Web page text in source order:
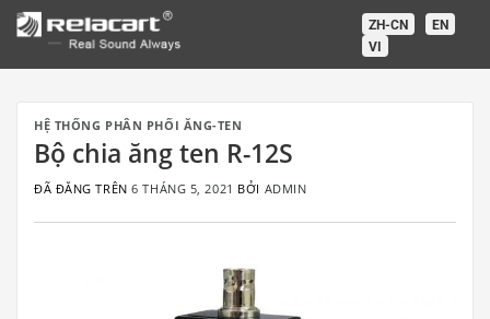
Chuyển
đến
nội
ZH-CN
EN
VI
HỆ THỐNG PHÂN PHỐI ĂNG-TEN
Bộ chia ăng ten R-12S
ĐÃ ĐĂNG TRÊN6 THÁNG 5, 2021 BỞI ADMIN